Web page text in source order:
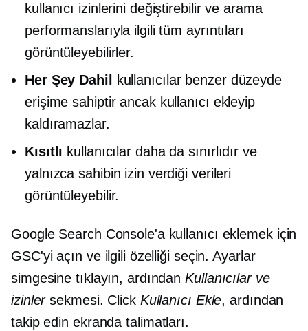
kullanıcı izinlerini değiştirebilir ve arama
performanslarıyla ilgili tüm ayrıntıları
görüntüleyebilirler.
Her Şey Dahil
kullanıcılar benzer düzeyde
erişime sahiptir ancak kullanıcı ekleyip
kaldıramazlar.
Kısıtlı kullanıcılar daha da sınırlıdır ve
yalnızca sahibin izin verdiği verileri
görüntüleyebilir.
Google Search Console'a kullanıcı eklemek için
GSC'yi açın ve ilgili özelliği seçin. Ayarlar
simgesine tıklayın, ardındanKullanıcılar ve
izinlersekmesi. Click Kullanıcı Ekle, ardından
takip edin ekranda talimatları.